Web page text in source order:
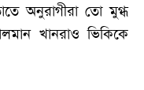
অনুরাগীরা তো মুগ্ধ
খানরাও ভিকিকে